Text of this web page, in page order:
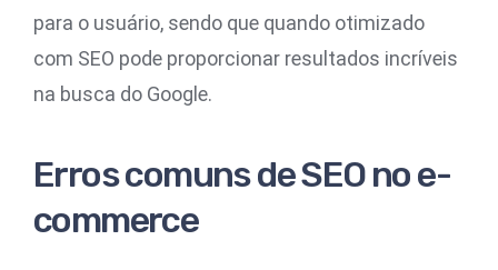
para o usuário, sendo que quando otimizado
com SEO pode proporcionar resultados incríveis
na busca do Google.
Erros comuns de SEO no e-
commerce